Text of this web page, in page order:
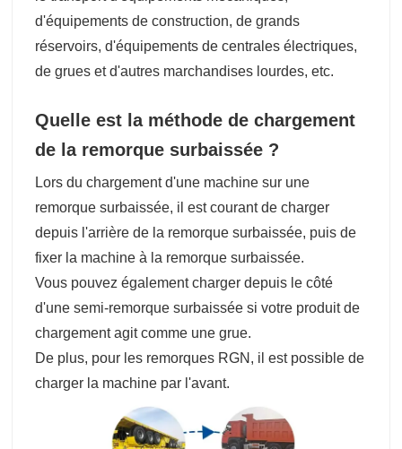
d'équipements de construction, de grands
réservoirs, d'équipements de centrales électriques,
de grues et d'autres marchandises lourdes, etc.
Quelle est la méthode de chargement
de la remorque surbaissée ?
Lors du chargement d'une machine sur une
remorque surbaissée, il est courant de charger
depuis l'arrière de la remorque surbaissée, puis de
fixer la machine à la remorque surbaissée.
Vous pouvez également charger depuis le côté
d'une semi-remorque surbaissée si votre produit de
chargement agit comme une grue.
De plus, pour les remorques RGN, il est possible de
charger la machine par l'avant.